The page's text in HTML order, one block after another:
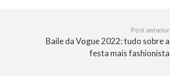
Post anterior
Baile da Vogue 2022: tudo sobre a
festa mais fashionista